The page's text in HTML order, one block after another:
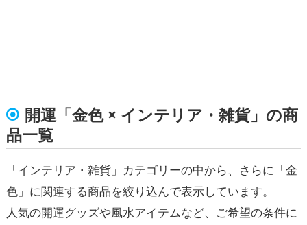
開運「金色 × インテリア・雑貨」の商
品一覧
「インテリア・雑貨」カテゴリーの中から、さらに「金
色」に関連する商品を絞り込んで表示しています。
人気の開運グッズや風水アイテムなど、ご希望の条件に